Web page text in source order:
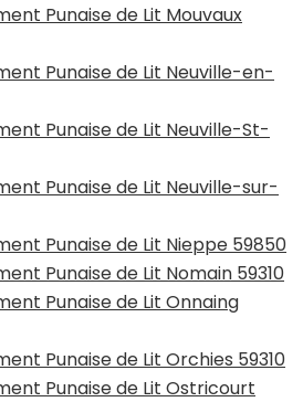
Punaise de Lit Mouvaux
Punaise de Lit Neuville-en-
Punaise de Lit Neuville-St-
Punaise de Lit Neuville-sur-
Punaise de Lit Nieppe 59850
Punaise de Lit Nomain 59310
Punaise de Lit Onnaing
Punaise de Lit Orchies 59310
Punaise de Lit Ostricourt